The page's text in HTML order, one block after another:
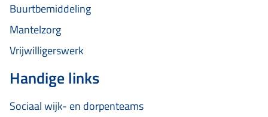
Buurtbemiddeling
Mantelzorg
Vrijwilligerswerk
Handige links
Sociaal wijk- en dorpenteams